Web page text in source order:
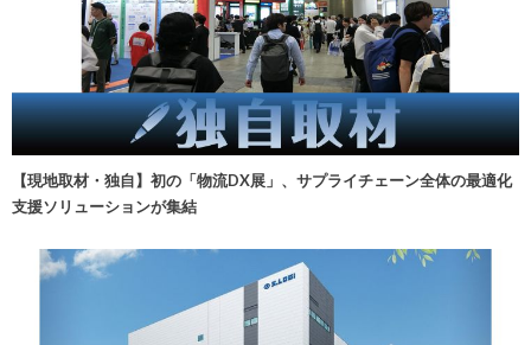
【現地取材・独自】初の「物流DX展」、サプライチェーン全体の最適化
支援ソリューションが集結